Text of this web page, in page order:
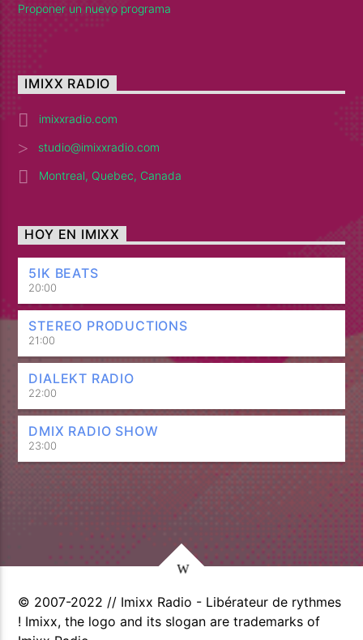
Proponer un nuevo programa
IMIXX RADIO
imixxradio.com
studio@imixxradio.com
Montreal, Quebec, Canada
HOY EN IMIXX
5IK BEATS
20:00
STEREO PRODUCTIONS
21:00
DIALEKT RADIO
22:00
DMIX RADIO SHOW
23:00
© 2007-2022 // Imixx Radio - Libérateur de rythmes
! Imixx, the logo and its slogan are trademarks of